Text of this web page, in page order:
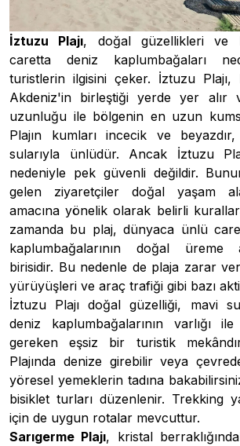
İztuzu Plajı, doğal güzellikleri ve
caretta deniz kaplumbağaları
turistlerin ilgisini çeker. İztuzu
Akdeniz'in birleştiği yerde yer alır
uzunluğu ile bölgenin en uzun
Plajın kumları incecik ve
sularıyla ünlüdür. Ancak İztuzu
nedeniyle pek güvenli değildir.
gelen ziyaretçiler doğal yaşam
amacına yönelik olarak belirli
zamanda bu plaj, dünyaca ünlü
kaplumbağalarının doğal üreme
birisidir. Bu nedenle de plaja zarar
yürüyüşleri ve araç trafiği gibi bazı
İztuzu Plajı doğal güzelliği, mavi
deniz kaplumbağalarının varlığı
gereken eşsiz bir turistik
Plajında denize girebilir veya
yöresel yemeklerin tadına
bisiklet turları düzenlenir. Trekking
için de uygun rotalar mevcuttur.
Sarıgerme Plajı, kristal